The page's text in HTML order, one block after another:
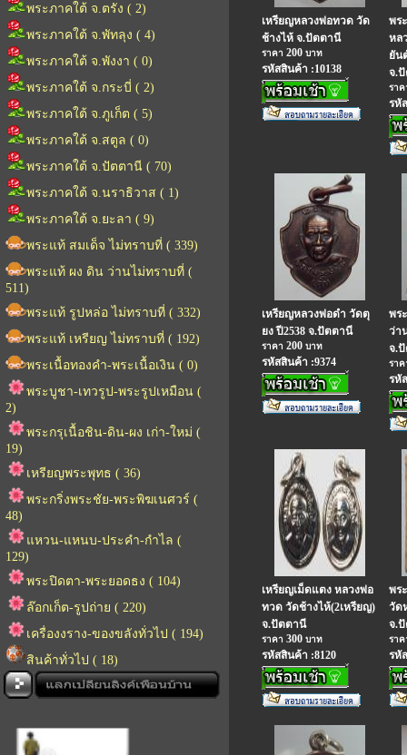
พระภาคใต้ จ.ตรัง ( 2)
พระภาคใต้ จ.พัทลุง ( 4)
พระภาคใต้ จ.พังงา ( 0)
พระภาคใต้ จ.กระบี่ ( 2)
พระภาคใต้ จ.ภูเก็ต ( 5)
พระภาคใต้ จ.สตูล ( 0)
พระภาคใต้ จ.ปัตตานี ( 70)
พระภาคใต้ จ.นราธิวาส ( 1)
พระภาคใต้ จ.ยะลา ( 9)
พระแท้ สมเด็จ ไม่ทราบที่ ( 339)
พระแท้ ผง ดิน ว่านไม่ทราบที่ (
511)
พระแท้ รูปหล่อ ไม่ทราบที่ ( 332)
พระแท้ เหรียญ ไม่ทราบที่ ( 192)
พระเนื้อทองคำ-พระเนื้อเงิน ( 0)
พระบูชา-เทวรูป-พระรูปเหมือน (
2)
พระกรุเนื้อชิน-ดิน-ผง เก่า-ใหม่ (
19)
เหรียญพระพุทธ ( 36)
พระกริ่งพระชัย-พระพิฆเนศวร์ (
48)
แหวน-แหนบ-ประคำ-กำไล (
129)
พระปิดตา-พระยอดธง ( 104)
ล๊อกเก็ต-รูปถ่าย ( 220)
เครื่องงราง-ของขลังทั่วไป ( 194)
สินค้าทั่วไป ( 18)
เหรียญหลวงพ่อทวด วัด
ช้างไห้ จ.ปัตตานี
ราคา 200 บาท
รหัสสินค้า :10138
พร
หล
ยัน
จ.
รา
รหั
เหรียญหลวงพ่อดำ วัดตุ
ยง ปี2538 จ.ปัตตานี
ราคา 200 บาท
รหัสสินค้า :9374
พร
ว่า
จ.
รา
รหั
เหรียญเม็ดแตง หลวงพ่อ
ทวด วัดช้างไห้(2เหรียญ)
จ.ปัตตานี
ราคา 300 บาท
รหัสสินค้า :8120
พร
วัด
จ.
รา
รหั